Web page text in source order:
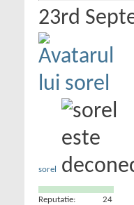
23rd
sorel
Reputatie: 24